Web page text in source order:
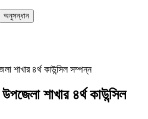
শাখার ৪র্থ কাউন্সিল সম্পন্ন
শাখার ৪র্থ কাউন্সিল